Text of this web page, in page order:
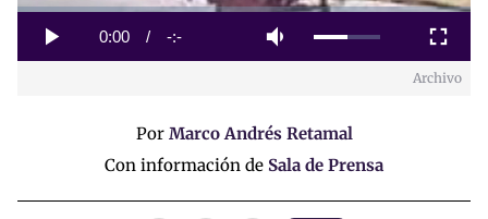
Play Mute
Current
0:00 / Duration
-:-
Loaded:
Fullscreen
Archivo
Por Marco Andrés Retamal
Con información de Sala de Prensa